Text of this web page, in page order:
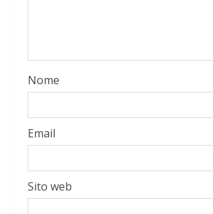
Nome
Email
Sito web